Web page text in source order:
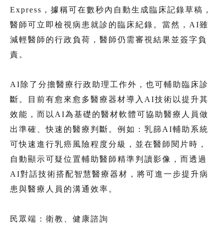
Express，據稱可在數秒內自動生成臨床記錄草稿，
醫師可立即檢視病患就診的臨床紀錄。當然，AI雖
減輕醫師的行政負荷，醫師仍需審視結果並簽字負
責。
AI除了分擔醫療行政助理工作外，也可輔助臨床診
斷。目前有愈來愈多醫療器材導入AI技術以提升其
效能，而以AI為基礎的醫材軟體可協助醫療人員做
出準確、快速的醫療判斷。例如：乳篩AI輔助系統
可快速進行乳癌風險程度分級，並在醫師閱片時，
自動顯示可疑位置輔助醫師精準判讀影像，而透過
AI對話技術搭配智慧醫療器材，將可進一步提升病
患與醫療人員的溝通效率。
民眾端：衛教、健康諮詢